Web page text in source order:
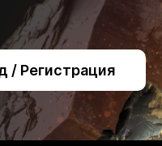
/ Регистрация